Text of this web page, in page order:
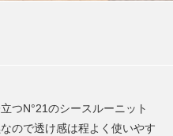
つN°21のシースルーニット
ので透け感は程よく使いやす